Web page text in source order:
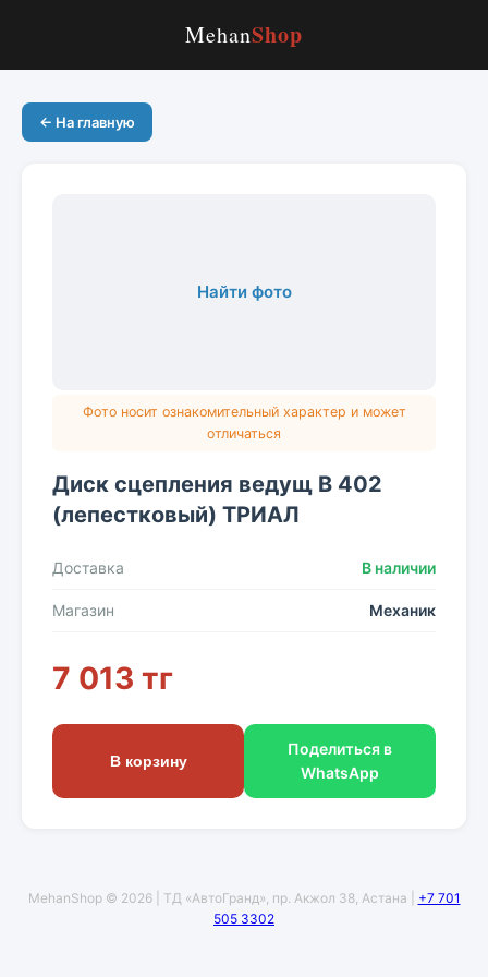
MehanShop
← На главную
Найти фото
Фото носит ознакомительный характер и может
отличаться
Диск сцепления ведущ В 402
(лепестковый) ТРИАЛ
Доставка В наличии
Магазин Механик
7 013 тг
В корзину
Поделиться в
WhatsApp
MehanShop © 2026 | ТД «АвтоГранд», пр. Акжол 38, Астана | +7 701
505 3302